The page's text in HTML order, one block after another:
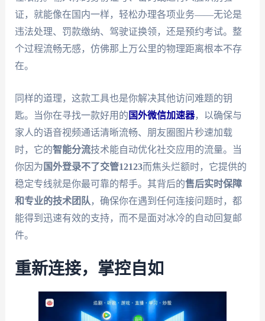
证，就能像在国内一样，轻松办理各项业务——无论是
违法处理、罚款缴纳、驾驶证换领，还是预约考试。整
个过程流畅无感，仿佛那上万公里的物理距离根本不存
在。
同样的道理，这款工具也是你解决其他访问难题的钥
匙。当你在寻找一款好用的 国外微信加速器，以确保与
家人的语音视频通话清晰流畅、朋友圈图片秒速加载
时，它的智能分流技术能自动优化社交应用的流量。当
你因为 国外登录不了交管12123而焦头烂额时，它提供的
稳定专线就是你最可靠的帮手。其背后的售后实时保障
和专业的技术团队 ，确保你在遇到任何连接问题时，都
能得到迅速有效的支持，而不是面对冰冷的自动回复邮
件。
重新连接，掌控自如